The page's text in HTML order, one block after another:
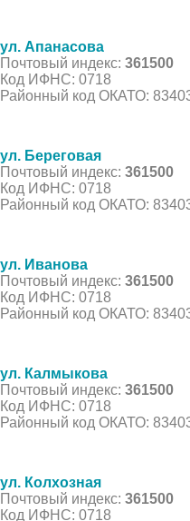
ул. Апанасова
Почтовый индекс: 361500
Код ИФНС: 0718
Районный код ОКАТО:
ул. Береговая
Почтовый индекс: 361500
Код ИФНС: 0718
Районный код ОКАТО:
ул. Иванова
Почтовый индекс: 361500
Код ИФНС: 0718
Районный код ОКАТО:
ул. Калмыкова
Почтовый индекс: 361500
Код ИФНС: 0718
Районный код ОКАТО:
ул. Колхозная
Почтовый индекс: 361500
Код ИФНС: 0718